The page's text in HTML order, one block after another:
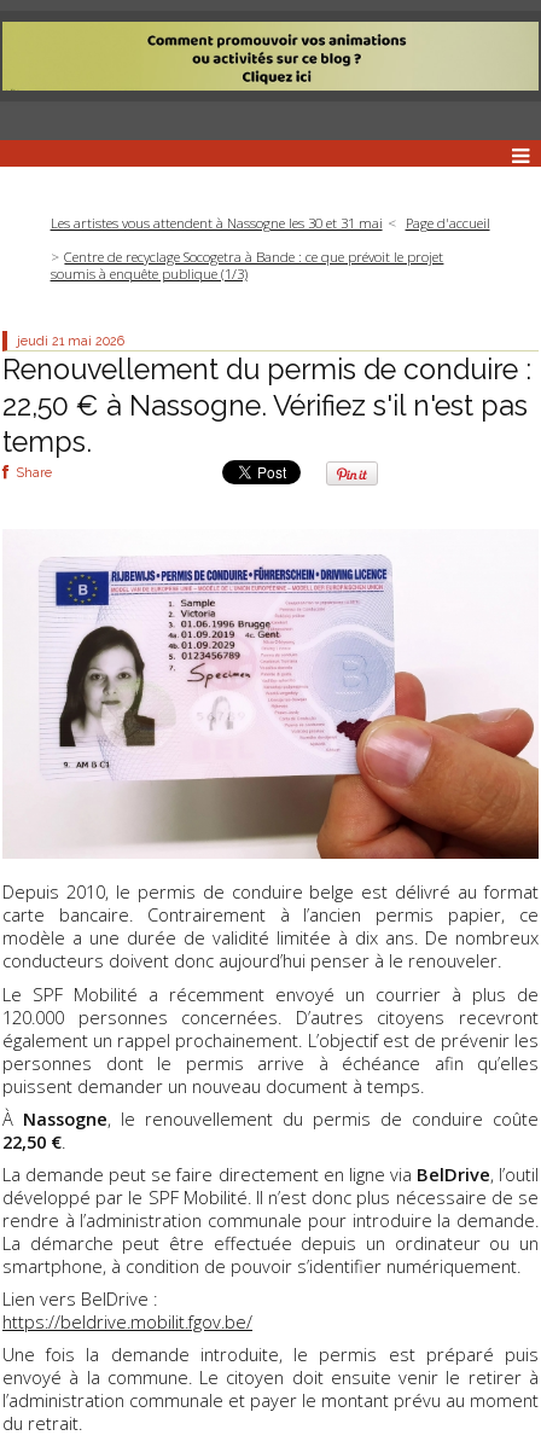
Les artistes vous attendent à Nassogne les 30 et 31 mai
Page d'accueil
Centre de recyclage Socogetra à Bande : ce que prévoit le projet
soumis à enquête publique (1/3)
jeudi 21 mai 2026
Renouvellement du permis de conduire :
22,50 € à Nassogne. Vérifiez s'il n'est pas
temps.
Share
Depuis 2010, le permis de conduire belge est délivré au format
carte bancaire. Contrairement à l’ancien permis papier, ce
modèle a une durée de validité limitée à dix ans. De nombreux
conducteurs doivent donc aujourd’hui penser à le renouveler.
Le SPF Mobilité a récemment envoyé un courrier à plus de
120.000 personnes concernées. D’autres citoyens recevront
également un rappel prochainement. L’objectif est de prévenir les
personnes dont le permis arrive à échéance afin qu’elles
puissent demander un nouveau document à temps.
À Nassogne, le renouvellement du permis de conduire coûte
22,50 €
La demande peut se faire directement en ligne via BelDrive, l’outil
développé par le SPF Mobilité. Il n’est donc plus nécessaire de se
rendre à l’administration communale pour introduire la demande.
La démarche peut être effectuée depuis un ordinateur ou un
smartphone, à condition de pouvoir s’identifier numériquement.
Lien vers BelDrive :
https://beldrive.mobilit.fgov.be/
Une fois la demande introduite, le permis est préparé puis
envoyé à la commune. Le citoyen doit ensuite venir le retirer à
l’administration communale et payer le montant prévu au moment
du retrait.